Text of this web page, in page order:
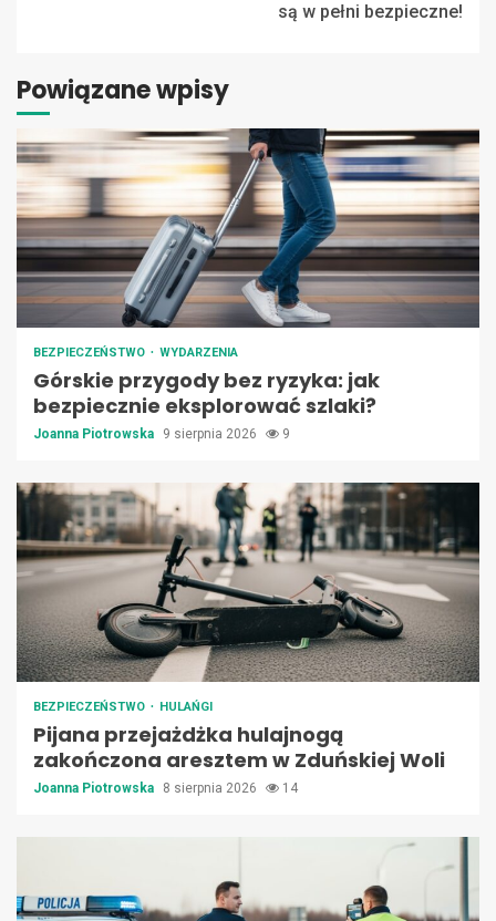
są w pełni bezpieczne!
Powiązane wpisy
BEZPIECZEŃSTWO WYDARZENIA
Górskie przygody bez ryzyka: jak
bezpiecznie eksplorować szlaki?
Joanna Piotrowska 9 sierpnia 2026 9
BEZPIECZEŃSTWO HULAŃGI
Pijana przejażdżka hulajnogą
zakończona aresztem w Zduńskiej Woli
Joanna Piotrowska 8 sierpnia 2026 14